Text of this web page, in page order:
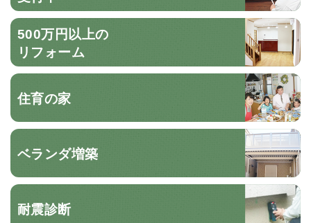
500万円以上の
リフォーム
住育の家
ベランダ増築
耐震診断